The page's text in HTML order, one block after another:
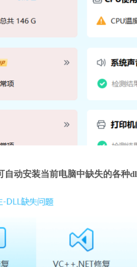
自动安装当前电脑中缺失的各种